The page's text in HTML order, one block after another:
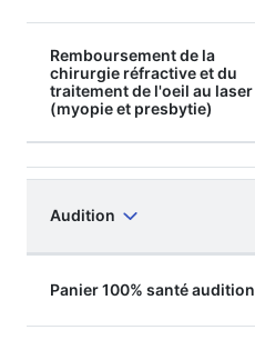
Remboursement de la
chirurgie réfractive et du
traitement de l'oeil au laser
(myopie et presbytie)
Audition
Panier 100% santé audition